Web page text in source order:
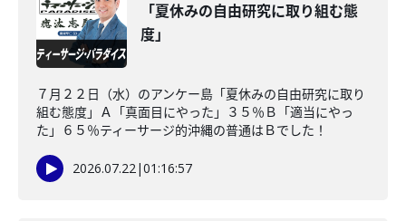
「夏休みの自由研究に取り組む態
度」
７月２２日（水）のアンケー島「夏休みの自由研究に取り
組む態度」Ａ「真面目にやった」３５％Ｂ「適当にやっ
た」６５％ティーサージ的沖縄の普通はＢでした！
2026.07.22|01:16:57